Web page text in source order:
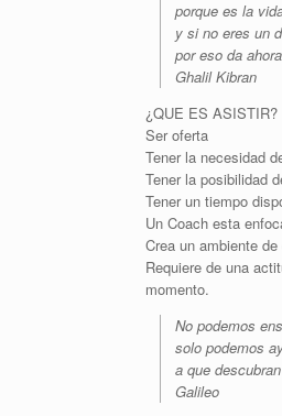
porque es la
y si no eres un
por eso da
Ghalil Kibran
¿QUE ES ASISTIR?
Ser oferta
Tener la necesidad
Tener la posibilidad
Tener un tiempo
Un Coach esta
Crea un ambiente
Requiere de una
momento.
No podemos
solo podemos
a que
Galileo